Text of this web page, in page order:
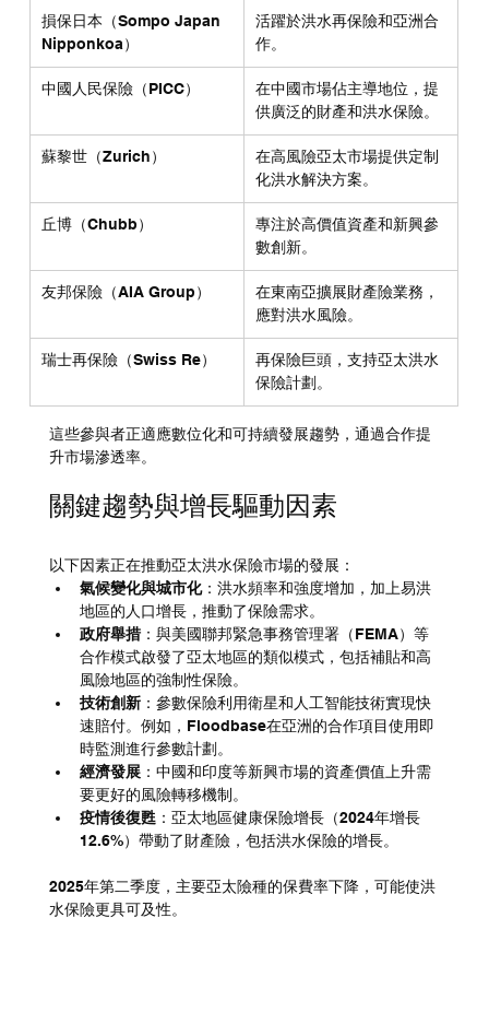
損保日本（Sompo Japan
Nipponkoa）
活躍於洪水再保險和亞洲合
作。
中國人民保險（PICC）
在中國市場佔主導地位，提
供廣泛的財產和洪水保險。
蘇黎世（Zurich）
在高風險亞太市場提供定制
化洪水解決方案。
丘博（Chubb）
專注於高價值資產和新興參
數創新。
友邦保險（AIA Group）
在東南亞擴展財產險業務，
應對洪水風險。
瑞士再保險（Swiss Re）
再保險巨頭，支持亞太洪水
保險計劃。
這些參與者正適應數位化和可持續發展趨勢，通過合作提
升市場滲透率。
關鍵趨勢與增長驅動因素
以下因素正在推動亞太洪水保險市場的發展：
氣候變化與城市化：洪水頻率和強度增加，加上易洪
地區的人口增長，推動了保險需求。
政府舉措：與美國聯邦緊急事務管理署（FEMA）等
合作模式啟發了亞太地區的類似模式，包括補貼和高
風險地區的強制性保險。
技術創新：參數保險利用衛星和人工智能技術實現快
速賠付。例如，Floodbase在亞洲的合作項目使用即
時監測進行參數計劃。
經濟發展：中國和印度等新興市場的資產價值上升需
要更好的風險轉移機制。
疫情後復甦：亞太地區健康保險增長（2024年增長
12.6%）帶動了財產險，包括洪水保險的增長。
2025年第二季度，主要亞太險種的保費率下降，可能使洪
水保險更具可及性。